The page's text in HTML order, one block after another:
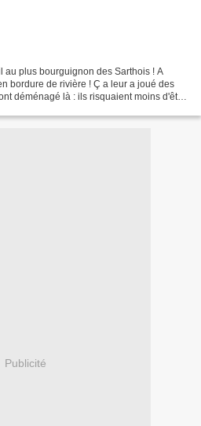
au plus bourguignon des Sarthois ! A
bordure de rivière ! Ç a leur a joué des
déménagé là : ils risquaient moins d'être
Publicité